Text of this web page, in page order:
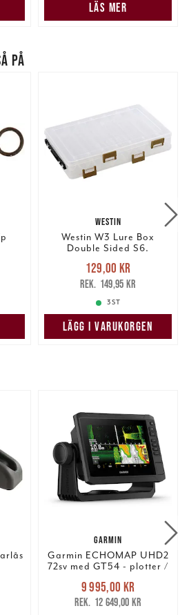
deras tjänster.LÄS MER
PÅ
WESTIN
Westin W3 Lure Box
Double Sided S6.
Nuvarande pris
129,00 krTidigare pris
149,95 kr
129,00 kr
149,95 kr
3 ST
LÄGG I VARUKORGEN
GARMIN
Garmin ECHOMAP UHD2
72sv med GT54 - plotter /
Nuvarande pris
9 995,00 krTidigare pris
12 649,00 kr
9 995,00 kr
12 649,00 kr